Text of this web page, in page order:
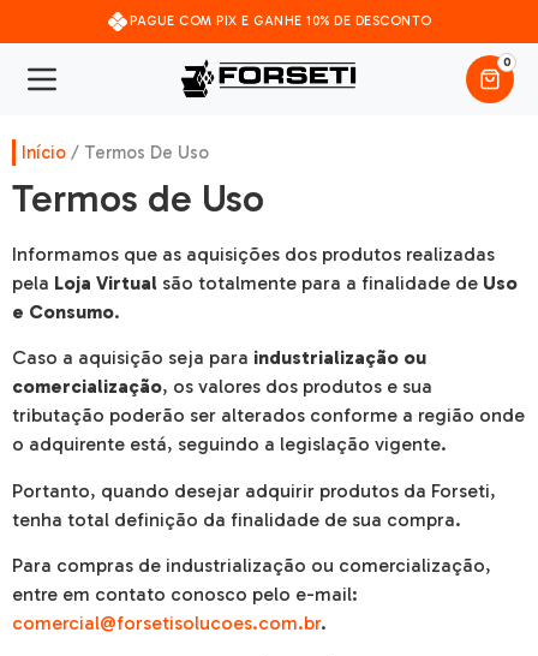
PAGUE COM PIX E GANHE 10% DE DESCONTO
0
Início / Termos De Uso
Termos de Uso
Informamos que as aquisições dos produtos realizadas
pela Loja Virtual são totalmente para a finalidade de Uso
e Consumo.
Caso a aquisição seja para industrialização ou
comercialização, os valores dos produtos e sua
tributação poderão ser alterados conforme a região onde
o adquirente está, seguindo a legislação vigente.
Portanto, quando desejar adquirir produtos da Forseti,
tenha total definição da finalidade de sua compra.
Para compras de industrialização ou comercialização,
entre em contato conosco pelo e-mail:
comercial@forsetisolucoes.com.br.